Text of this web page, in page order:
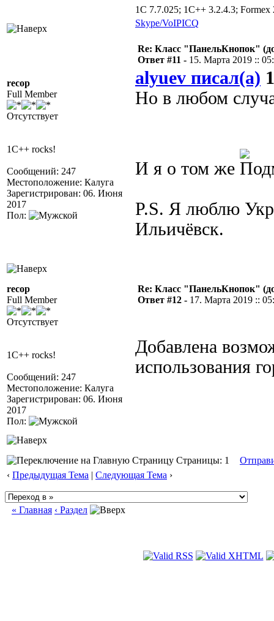
1C 7.7.025; 1C++ 3.2.4.3; Formex
Skype/VoIPICQ
recop
Full Member
Отсутствует
1C++ rocks!
Сообщений: 247
Местоположение: Калуга
Зарегистрирован: 06. Июня
2017
Пол:
Re: Класс "ПанельКнопок"
Ответ #11 - 15. Марта 2019 ::
alyuev писал(а)
Но в любом
И я о том же
P.S. Я люблю
Ильичёвск.
recop
Full Member
Отсутствует
1C++ rocks!
Сообщений: 247
Местоположение: Калуга
Зарегистрирован: 06. Июня
2017
Пол:
Re: Класс "ПанельКнопок"
Ответ #12 - 17. Марта 2019 ::
Добавлена
использования
Страницы: 1
‹ Предыдущая Тема | Следующая Тема ›
« Главная ‹ Раздел